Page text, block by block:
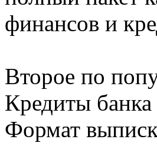
финансов и
Второе по
Кредиты
Формат